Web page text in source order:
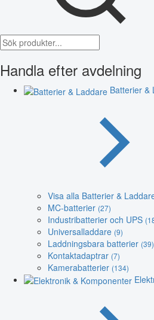
Handla efter avdelning
Batterier &
Visa alla Batterier &
MC-batterier (27)
Industribatterier och UPS
Universalladdare (9)
Laddningsbara batterier (39)
Kontaktadaptrar (7)
Kamerabatterier (134)